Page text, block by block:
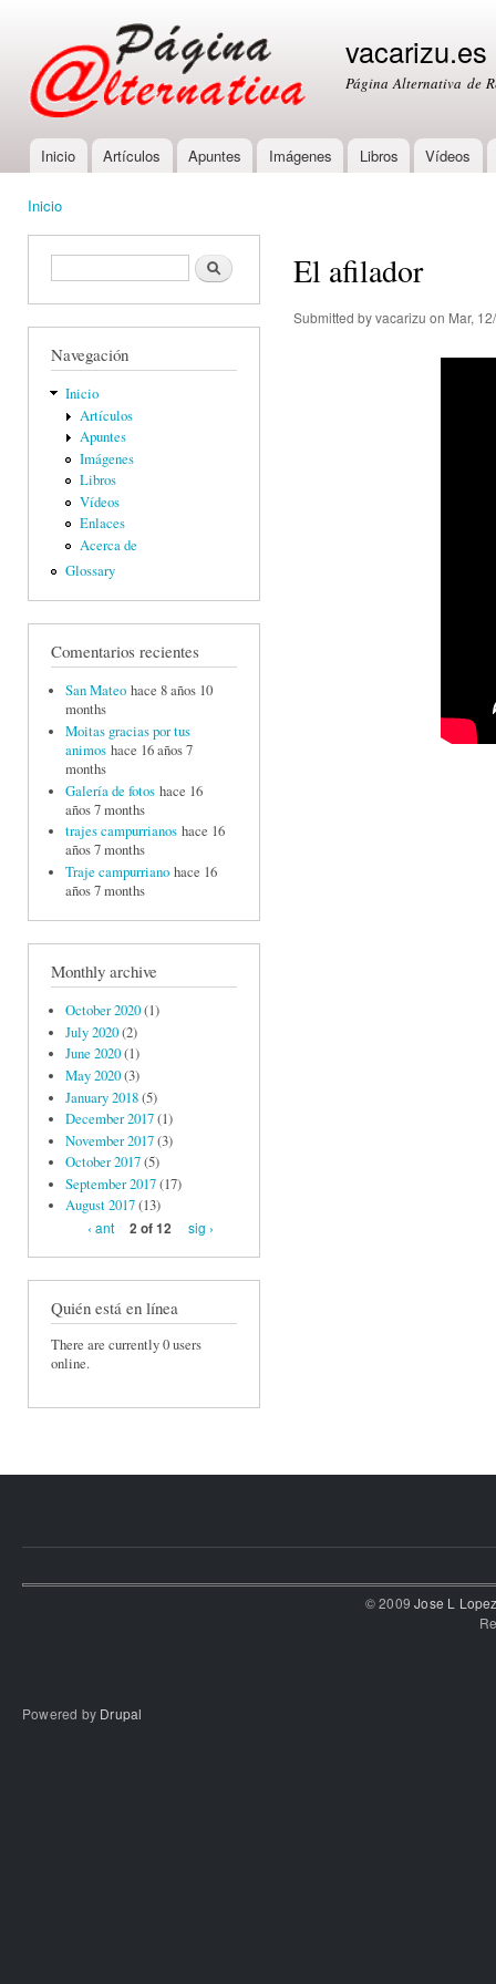
vacarizu.es
Página Alternativa de
Main menu
Inicio Artículos Apuntes Imágenes Libros Vídeos
Inicio
Formulario de búsquedaBuscar
Navegación
Inicio
Artículos
Apuntes
Imágenes
Libros
Vídeos
Enlaces
Acerca de
Glossary
Comentarios recientes
San Mateo hace 8 años 10
months
Moitas gracias por tus
animos hace 16 años 7
months
Galería de fotos hace 16
años 7 months
trajes campurrianos hace 16
años 7 months
Traje campurriano hace 16
años 7 months
Monthly archive
October 2020(1)
July 2020(2)
June 2020(1)
May 2020(3)
January 2018(5)
December 2017(1)
November 2017(3)
October 2017(5)
September 2017(17)
August 2017(13)
‹ ant
2 of 12 sig ›
Quién está en línea
There are currently 0 users
online.
El afilador
Submitted byvacarizu on Mar,
© 2009Jose L
Powered by Drupal